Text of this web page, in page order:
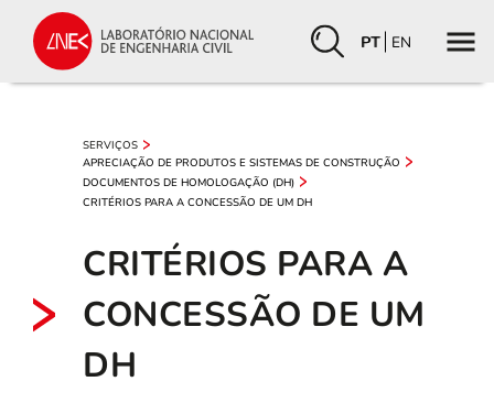
PT EN
SERVIÇOS
APRECIAÇÃO DE PRODUTOS E SISTEMAS DE CONSTRUÇÃO
DOCUMENTOS DE HOMOLOGAÇÃO (DH)
CRITÉRIOS PARA A CONCESSÃO DE UM DH
CRITÉRIOS PARA A
CONCESSÃO DE UM
DH